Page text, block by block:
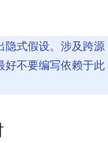
隐式假设。涉及跨源
好不要编写依赖于此